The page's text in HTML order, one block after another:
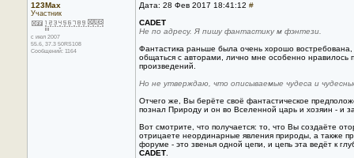
123Max
Участник
с июл 2007
55.6, 37.3 50RS108
Сообщений: 1164
Дата: 28 Фев 2017 18:41:12 #
CADET
Не по адресу. Я пишу фантастику м фэнтези.
Фантастика раньше была очень хорошо
общаться с авторами, лично мне особенно нравилось
произведений.
Но не утверждаю, что описываемые чудеса и
Отчего же, Вы берёте своё фантастическое
познал Природу и он во Вселенной царь и хозяин - и
Вот смотрите, что получается: то, что Вы создаёте
отрицаете неординарные явления природы, а также
форуме - это звенья одной цепи, и цепь эта ведёт к
CADET